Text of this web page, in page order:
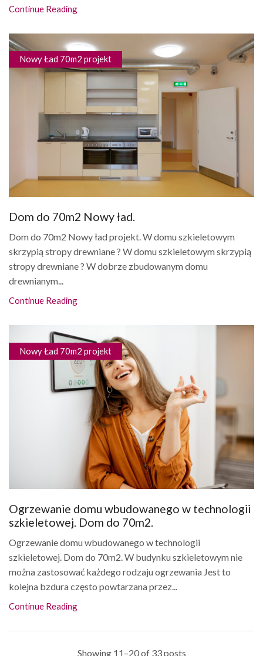
Continue Reading
Nowy Ład 70m2 projekt
Dom do 70m2 Nowy ład.
Dom do 70m2 Nowy ład projekt. W domu szkieletowym
skrzypią stropy drewniane ? W domu szkieletowym skrzypią
stropy drewniane ? W dobrze zbudowanym domu
drewnianym...
Continue Reading
Nowy Ład 70m2 projekt
Ogrzewanie domu wbudowanego w technologii
szkieletowej. Dom do 70m2.
Ogrzewanie domu wbudowanego w technologii
szkieletowej. Dom do 70m2. W budynku szkieletowym nie
można zastosować każdego rodzaju ogrzewania Jest to
kolejna bzdura często powtarzana przez...
Continue Reading
Showing 11–20 of 33 posts